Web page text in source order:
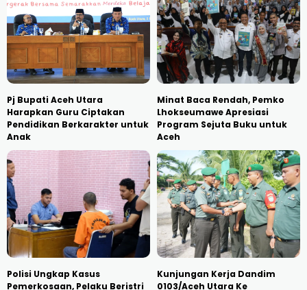
Pj Bupati Aceh Utara
Harapkan Guru Ciptakan
Pendidikan Berkarakter untuk
Anak
Minat Baca Rendah, Pemko
Lhokseumawe Apresiasi
Program Sejuta Buku untuk
Aceh
Polisi Ungkap Kasus
Pemerkosaan, Pelaku Beristri
Kunjungan Kerja Dandim
0103/Aceh Utara Ke